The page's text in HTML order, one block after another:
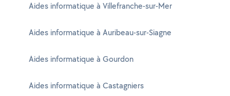
Aides informatique à Villefranche-sur-Mer
Aides informatique à Auribeau-sur-Siagne
Aides informatique à Gourdon
Aides informatique à Castagniers